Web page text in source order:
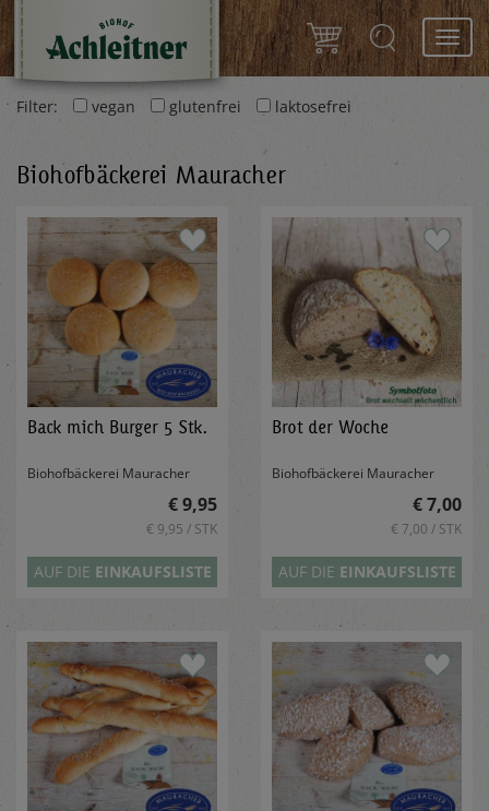
Filter:
vegan glutenfrei laktosefrei
Biohofbäckerei Mauracher
Back mich Burger 5 Stk.
Biohofbäckerei Mauracher
€ 9,95
€ 9,95 / STK
AUF DIE EINKAUFSLISTE
Brot der Woche
Biohofbäckerei Mauracher
€ 7,00
€ 7,00 / STK
AUF DIE EINKAUFSLISTE